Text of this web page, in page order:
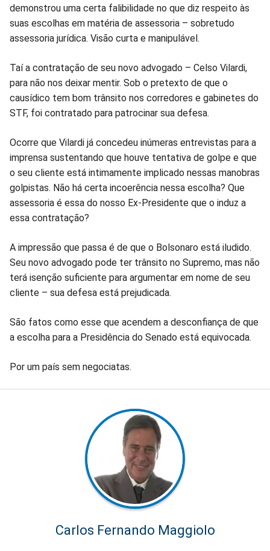
demonstrou uma certa falibilidade no que diz respeito às
suas escolhas em matéria de assessoria – sobretudo
assessoria jurídica. Visão curta e manipulável.
Taí a contratação de seu novo advogado – Celso Vilardi,
para não nos deixar mentir. Sob o pretexto de que o
causídico tem bom trânsito nos corredores e gabinetes do
STF, foi contratado para patrocinar sua defesa.
Ocorre que Vilardi já concedeu inúmeras entrevistas para a
imprensa sustentando que houve tentativa de golpe e que
o seu cliente está intimamente implicado nessas manobras
golpistas. Não há certa incoerência nessa escolha? Que
assessoria é essa do nosso Ex-Presidente que o induz a
essa contratação?
A impressão que passa é de que o Bolsonaro está iludido.
Seu novo advogado pode ter trânsito no Supremo, mas não
terá isenção suficiente para argumentar em nome de seu
cliente – sua defesa está prejudicada.
São fatos como esse que acendem a desconfiança de que
a escolha para a Presidência do Senado está equivocada.
Por um país sem negociatas.
Carlos Fernando Maggiolo